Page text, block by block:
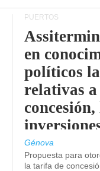
PUERTOS
en
políticos
relativas a
concesión,
Génova
Propuesta para
la tarifa de